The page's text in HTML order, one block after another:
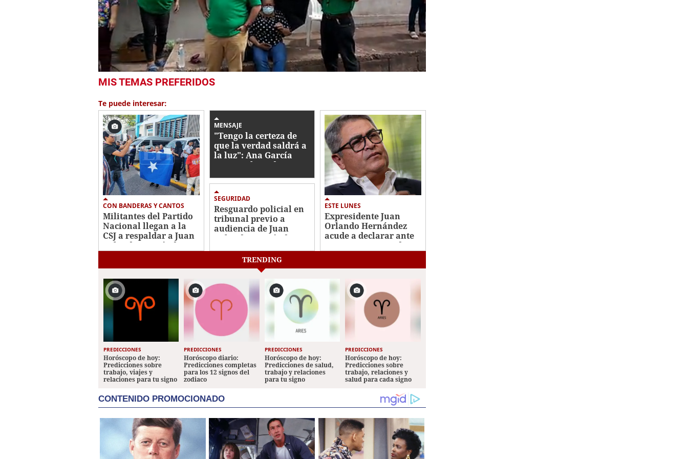
of
minute,
17
secondsVolume
0%
MIS TEMAS PREFERIDOS
Te puede interesar:
CON BANDERAS Y CANTOS
Militantes del Partido
Nacional llegan a la
CSJ a respaldar a Juan
Orlando Hernández
MENSAJE
"Tengo la certeza de
que la verdad saldrá a
la luz": Ana García
previo a la audiencia
SEGURIDAD
Resguardo policial en
tribunal previo a
audiencia de Juan
Orlando Hernández
ESTE LUNES
Expresidente Juan
Orlando Hernández
acude a declarar ante
juez por caso Pandora
TRENDING
PREDICCIONES
Horóscopo de hoy:
Predicciones sobre
trabajo, viajes y
relaciones para tu signo
PREDICCIONES
Horóscopo diario:
Predicciones completas
para los 12 signos del
zodiaco
PREDICCIONES
Horóscopo de hoy:
Predicciones de salud,
trabajo y relaciones
para tu signo
PREDICCIONES
Horóscopo de hoy:
Predicciones sobre
trabajo, relaciones y
salud para cada signo
CONTENIDO PROMOCIONADO